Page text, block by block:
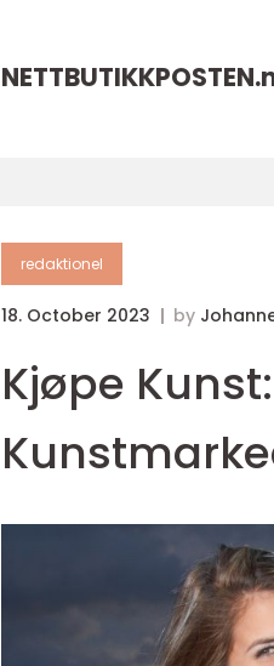
NETTBUTIKKPOSTEN.
redaktionel
18. October 2023 by
Kjøpe